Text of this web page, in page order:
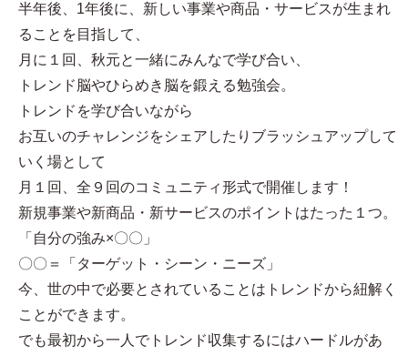
半年後、1年後に、新しい事業や商品・サービスが生まれ
ることを目指して、
月に１回、秋元と一緒にみんなで学び合い、
トレンド脳やひらめき脳を鍛える勉強会。
トレンドを学び合いながら
お互いのチャレンジをシェアしたりブラッシュアップして
いく場として
月１回、全９回のコミュニティ形式で開催します！
新規事業や新商品・新サービスのポイントはたった１つ。
「自分の強み×〇〇」
〇〇＝「ターゲット・シーン・ニーズ」
今、世の中で必要とされていることはトレンドから紐解く
ことができます。
でも最初から一人でトレンド収集するにはハードルがあ